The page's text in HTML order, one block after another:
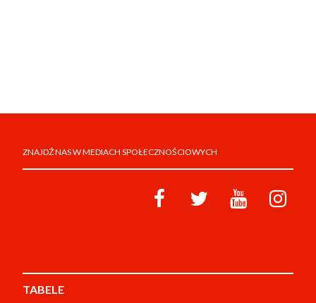
ZNAJDŹ NAS W MEDIACH SPOŁECZNOŚCIOWYCH
TABELE